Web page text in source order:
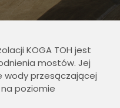
KOGA TOH jest
mostów. Jej
przesączającej
poziomie